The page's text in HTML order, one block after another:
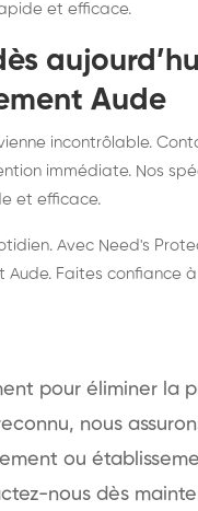
et efficace.
Aude
incontrôlable.
immédiate. Nos
et efficace.
Avec Need's
Faites confiance
pour éliminer la
nous
ou
nous dès